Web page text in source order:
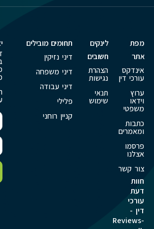
מפת
אתר
אינדקס
עורכי דין
ערוץ
וידאו
משפטי
כתבות
ומאמרים
פרסמו
אצלנו
צור קשר
חוות
דעת
עורכי
דין -
Reviews-
לינקים
חשובים
הצהרת
נגישות
תנאי
שימוש
תחומים מובילים
דיני נזיקין
דיני משפחה
דיני עבודה
פלילי
קניין רוחני